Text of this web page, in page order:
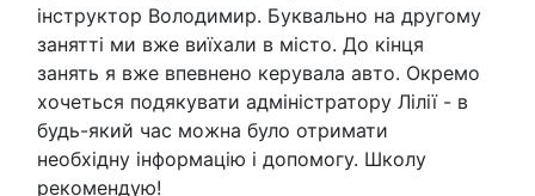
інструктор Володимир. Буквально на другому
занятті ми вже виїхали в місто. До кінця
занять я вже впевнено керувала авто. Окремо
хочеться подякувати адміністратору Лілії - в
будь-який час можна було отримати
необхідну інформацію і допомогу. Школу
рекомендую!